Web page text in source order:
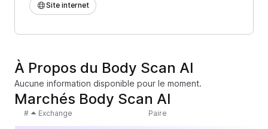
Site internet
À Propos du Body Scan AI
Aucune information disponible pour le moment.
Marchés Body Scan AI
# Exchange Paire